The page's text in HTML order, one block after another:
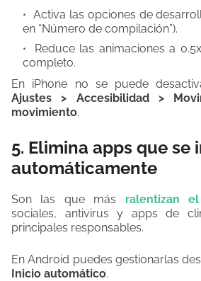
Activa las opciones de
en “Número de compilación”).
Reduce las animaciones a
completo.
En iPhone no se puede
Ajustes > Accesibilidad >
movimiento.
5. Elimina apps que se
automáticamente
Son las que más ralentizan
sociales, antivirus y apps de
principales responsables.
En Android puedes gestionarlas
Inicio automático.